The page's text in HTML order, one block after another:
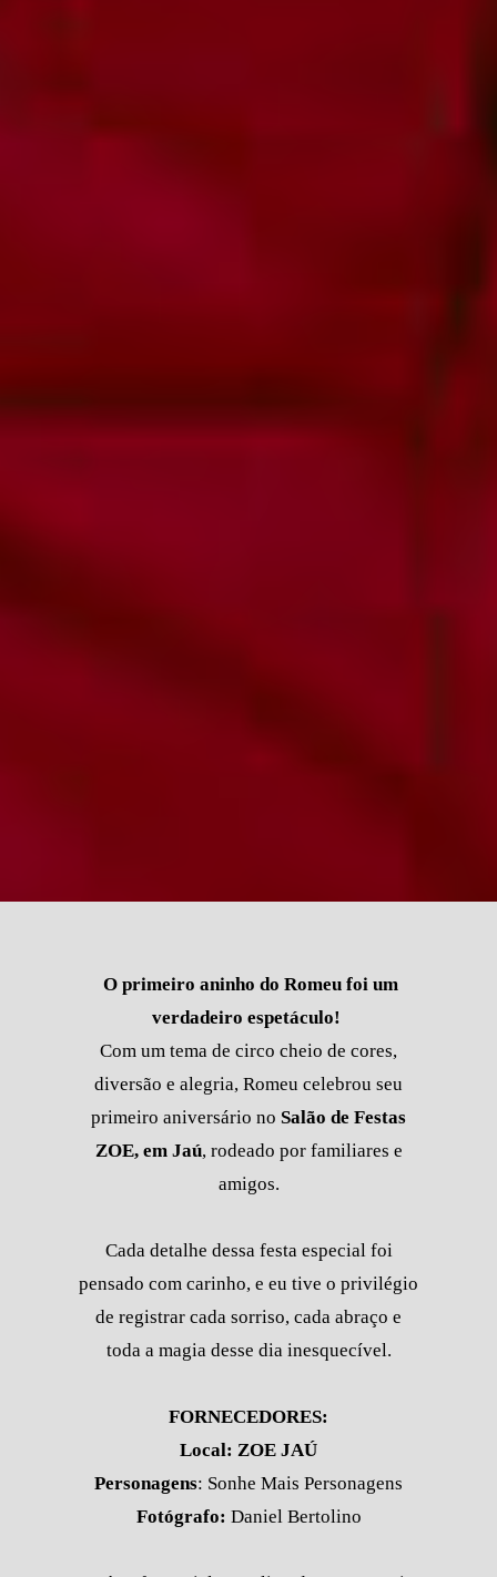
O primeiro aninho do Romeu foi um
verdadeiro espetáculo!
Com um tema de circo cheio de cores,
diversão e alegria, Romeu celebrou seu
primeiro aniversário no Salão de Festas
ZOE, em Jaú, rodeado por familiares e
amigos.
Cada detalhe dessa festa especial foi
pensado com carinho, e eu tive o privilégio
de registrar cada sorriso, cada abraço e
toda a magia desse dia inesquecível.
FORNECEDORES:
Local: ZOE JAÚ
Personagens: Sonhe Mais Personagens
Fotógrafo: Daniel Bertolino